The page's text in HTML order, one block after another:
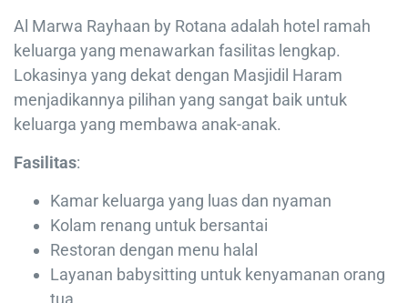
Al Marwa Rayhaan by Rotana adalah hotel ramah
keluarga yang menawarkan fasilitas lengkap.
Lokasinya yang dekat dengan Masjidil Haram
menjadikannya pilihan yang sangat baik untuk
keluarga yang membawa anak-anak.
Fasilitas:
Kamar keluarga yang luas dan nyaman
Kolam renang untuk bersantai
Restoran dengan menu halal
Layanan babysitting untuk kenyamanan orang